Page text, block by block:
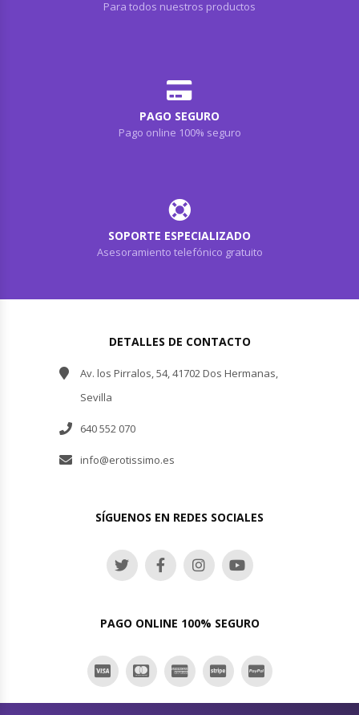
Para todos nuestros productos
PAGO SEGURO
Pago online 100% seguro
SOPORTE ESPECIALIZADO
Asesoramiento telefónico gratuito
DETALLES DE CONTACTO
Av. los Pirralos, 54, 41702 Dos Hermanas,
Sevilla
640 552 070
info@erotissimo.es
SÍGUENOS EN REDES SOCIALES
PAGO ONLINE 100% SEGURO